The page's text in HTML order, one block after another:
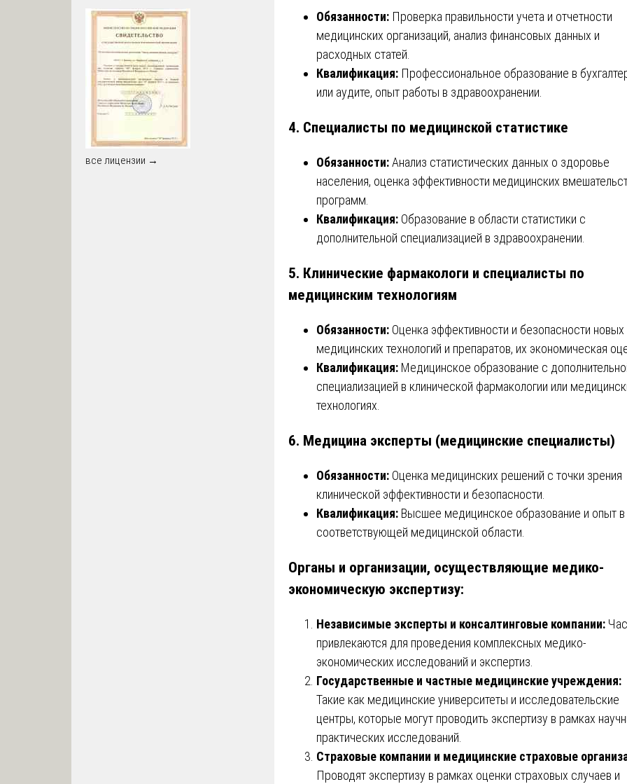
Обязанности: Проверка правильности учета и отчетности
медицинских организаций, анализ финансовых данных и
расходных статей.
Квалификация: Профессиональное образование в
или аудите, опыт работы в здравоохранении.
4. Специалисты по медицинской статистике
Обязанности:Анализ статистических данных о здоровье
населения, оценка эффективности медицинских
программ.
Квалификация: Образование в области статистики с
дополнительной специализацией в здравоохранении.
5. Клинические фармакологи и специалисты по
медицинским технологиям
Обязанности: Оценка эффективности и безопасности новых
медицинских технологий и препаратов, их экономическая
Квалификация: Медицинское образование с
специализацией в клинической фармакологии или
технологиях.
6. Медицина эксперты (медицинские специалисты)
Обязанности: Оценка медицинских решений с точки зрения
клинической эффективности и безопасности.
Квалификация: Высшее медицинское образование и опыт в
соответствующей медицинской области.
Органы и организации, осуществляющие медико-
экономическую экспертизу:
Независимые эксперты и консалтинговые компании:
привлекаются для проведения комплексных медико-
экономических исследований и экспертиз.
Государственные и частные медицинские учреждения:
Такие как медицинские университеты и исследовательские
центры, которые могут проводить экспертизу в рамках
практических исследований.
Страховые компании и медицинские страховые
Проводят экспертизу в рамках оценки страховых случаев и
все лицензии →